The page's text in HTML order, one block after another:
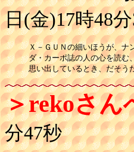
日(金)17時48
Ｘ－ＧＵＮの細いほうが、
ダ・カーポ誌の人の心を読む
思い出しているとき、だそう
＞rekoさん
分47秒